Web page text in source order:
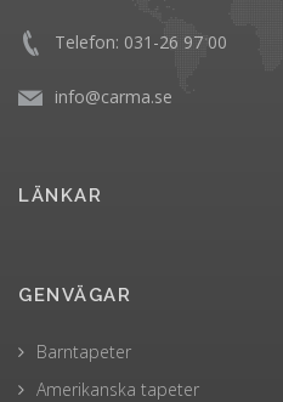
Telefon: 031-26 97 00
info@carma.se
LÄNKAR
GENVÄGAR
Barntapeter
Amerikanska tapeter